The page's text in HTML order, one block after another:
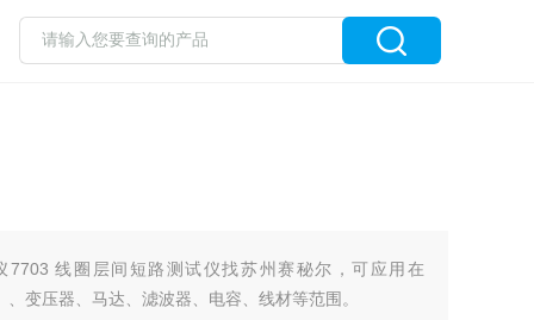
7703 线圈层间短路测试仪找苏州赛秘尔，可应用在
变压器、马达、滤波器、电容、线材等范围。